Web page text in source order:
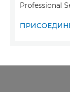
Professional